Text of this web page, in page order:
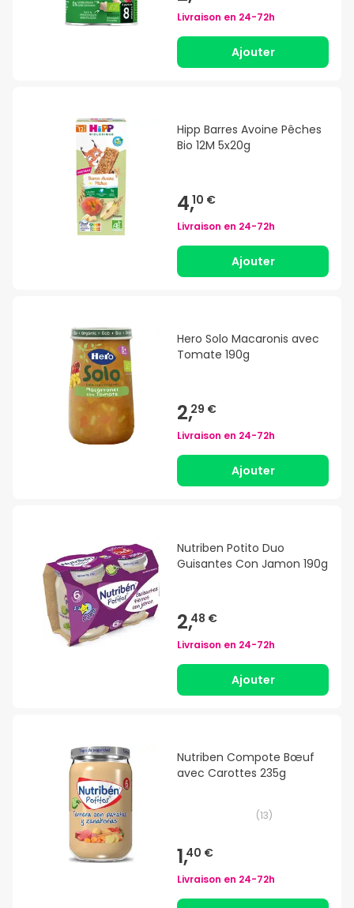
Livraison en 24-72h
Ajouter
Hipp Barres Avoine Pêches
Bio 12M 5x20g
4,10 €
Livraison en 24-72h
Ajouter
Hero Solo Macaronis avec
Tomate 190g
2,29 €
Livraison en 24-72h
Ajouter
Nutriben Potito Duo
Guisantes Con Jamon 190g
2,48 €
Livraison en 24-72h
Ajouter
Nutriben Compote Bœuf
avec Carottes 235g
(13)
1,40 €
Livraison en 24-72h